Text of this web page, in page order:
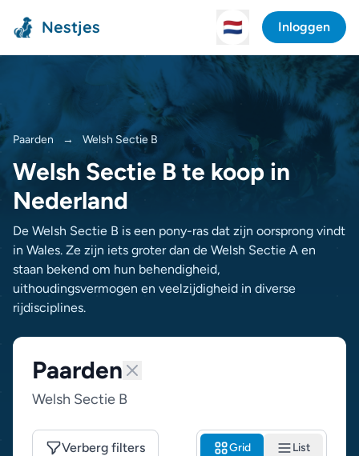
Nestjes 🇳🇱 Inloggen
Paarden → Welsh Sectie B
Welsh Sectie B te koop in
Nederland
De Welsh Sectie B is een pony-ras dat zijn oorsprong vindt
in Wales. Ze zijn iets groter dan de Welsh Sectie A en
staan bekend om hun behendigheid,
uithoudingsvermogen en veelzijdigheid in diverse
rijdisciplines.
Paarden
Welsh Sectie B
Verberg filters Grid List